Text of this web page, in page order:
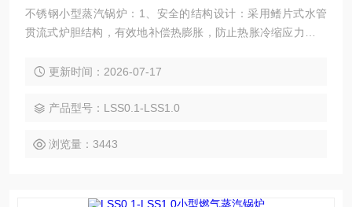
不锈钢小型蒸汽锅炉：1、安全的结构设计：采用鳍片式水管
贯流式炉胆结构，有效地补偿热膨胀，防止热胀冷缩应力的产
阀、压力控制器、水位控制保护器等多重保护装置，安全可
成自动压力控制、火焰检测、缺水保护、自动报警等智能控制
更新时间：2026-07-17
产品型号：LSS0.1-LSS1.0
浏览量：3443